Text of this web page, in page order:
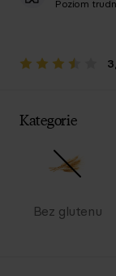
Poziom
Kategorie
Bez glutenu